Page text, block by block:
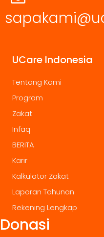
UCare Indonesia
Tentang Kami
Program
Zakat
Infaq
BERITA
Karir
Kalkulator Zakat
Laporan Tahunan
Rekening Lengkap
Donasi